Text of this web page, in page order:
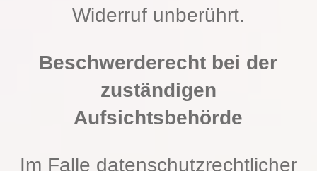
Widerruf unberührt.
Beschwerderecht bei der
zuständigen
Aufsichtsbehörde
Im Falle datenschutzrechtlicher